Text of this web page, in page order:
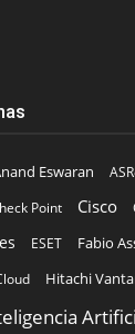
Eswaran
Point Cisco
ESET Fabio
Hitachi